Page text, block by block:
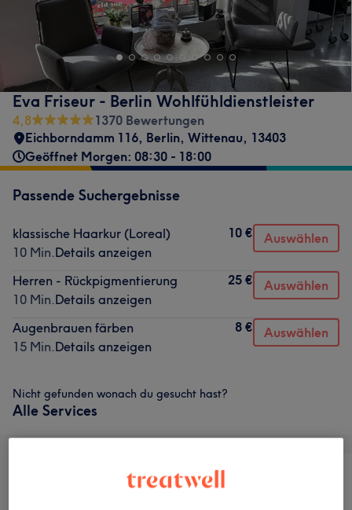
Eva Friseur - Berlin Wohlfühldienstleister
4,8
1370 Bewertungen
Eichborndamm 116, Berlin, Wittenau, 13403
Geöffnet Morgen: 08:30 - 18:00
Passende Suchergebnisse
klassische Haarkur (Loreal)
10 Min.Details anzeigen
10 € Auswählen
Herren - Rückpigmentierung
10 Min.Details anzeigen
25 € Auswählen
Augenbrauen färben
15 Min.Details anzeigen
8 € Auswählen
Nicht gefunden wonach du gesucht hast?
Alle Services